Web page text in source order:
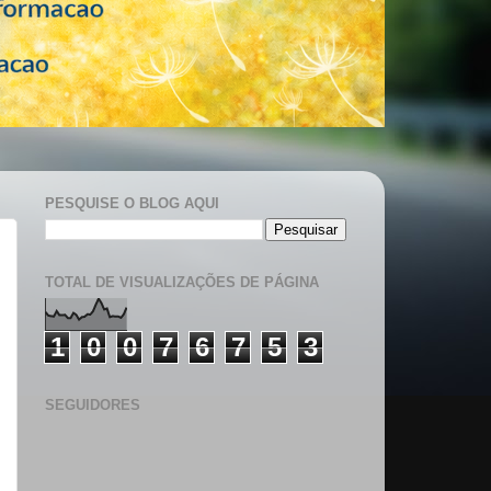
PESQUISE O BLOG AQUI
TOTAL DE VISUALIZAÇÕES DE PÁGINA
1 0 0 7 6 7 5 3
SEGUIDORES